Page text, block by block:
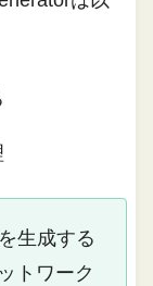
生成する
トワーク